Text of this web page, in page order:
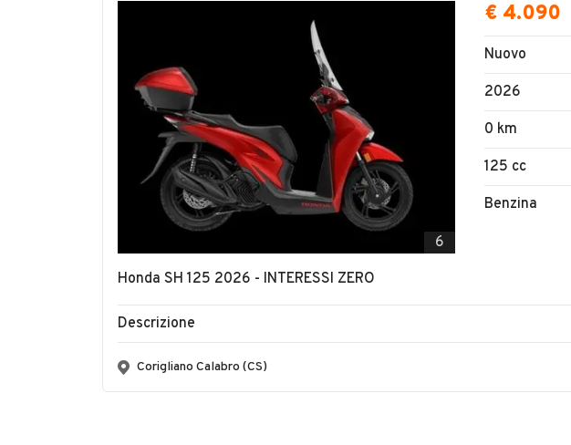
6
Honda SH 125 2026 - INTERESSI ZERO
€ 4.090
Nuovo
2026
0 km
125 cc
Benzina
Descrizione
Corigliano Calabro (CS)